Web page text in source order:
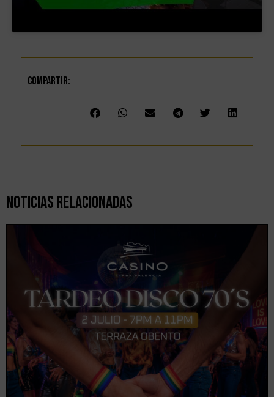
Compartir:
Noticias Relacionadas